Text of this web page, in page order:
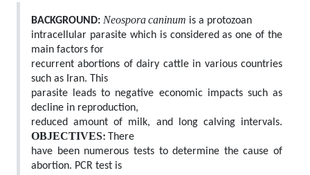
BACKGROUND: Neospora caninum is a protozoan
intracellular parasite which is considered as one of the
main factors for
recurrent abortions of dairy cattle in various countries
such as Iran. This
parasite leads to negative economic impacts such as
decline in reproduction,
reduced amount of milk, and long calving intervals.
OBJECTIVES: There
have been numerous tests to determine the cause of
abortion. PCR test is